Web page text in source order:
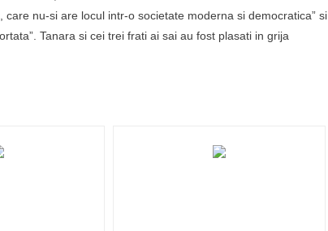
nu-si are locul intr-o societate moderna si democratica” si
Tanara si cei trei frati ai sai au fost plasati in grija